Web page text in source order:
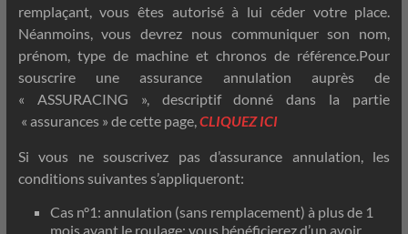
remplaçant, vous êtes autorisé à lui céder votre place.
Néanmoins, vous devrez nous communiquer son nom,
prénom, type de machine et chronos de référence.Pour
souscrire une assurance annulation auprès de
« ASSURACING », descriptif donné dans la partie
« assurances » de cette page,CLIQUEZ ICI
Si vous ne souscrivez pas d’assurance annulation, les
conditions suivantes s’appliqueront:
Cas n°1: annulation (sans remplacement) à plus de 1
mois avant le roulage: vous bénéficierez d’un avoir